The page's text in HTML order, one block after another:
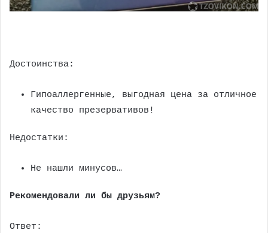
Достоинства:
Гипоаллергенные, выгодная цена за отличное
качество презервативов!
Недостатки:
Не нашли минусов…
Рекомендовали ли бы друзьям?
Ответ: